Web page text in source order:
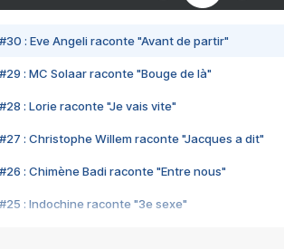
#30 : Eve Angeli raconte "Avant de partir"
#29 : MC Solaar raconte "Bouge de là"
#28 : Lorie raconte "Je vais vite"
#27 : Christophe Willem raconte "Jacques a dit"
#26 : Chimène Badi raconte "Entre nous"
#25 : Indochine raconte "3e sexe"